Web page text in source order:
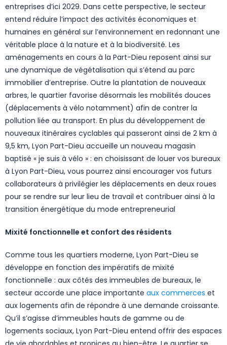
entreprises d’ici 2029. Dans cette perspective, le secteur
entend réduire l’impact des activités économiques et
humaines en général sur l’environnement en redonnant une
véritable place à la nature et à la biodiversité. Les
aménagements en cours à la Part-Dieu reposent ainsi sur
une dynamique de végétalisation qui s’étend au parc
immobilier d’entreprise. Outre la plantation de nouveaux
arbres, le quartier favorise désormais les mobilités douces
(déplacements à vélo notamment) afin de contrer la
pollution liée au transport. En plus du développement de
nouveaux itinéraires cyclables qui passeront ainsi de 2 km à
9,5 km, Lyon Part-Dieu accueille un nouveau magasin
baptisé « je suis à vélo » : en choisissant de louer vos bureaux
à Lyon Part-Dieu, vous pourrez ainsi encourager vos futurs
collaborateurs à privilégier les déplacements en deux roues
pour se rendre sur leur lieu de travail et contribuer ainsi à la
transition énergétique du mode entrepreneurial
Mixité fonctionnelle et confort des résidents
Comme tous les quartiers moderne, Lyon Part-Dieu se
développe en fonction des impératifs de mixité
fonctionnelle : aux côtés des immeubles de bureaux, le
secteur accorde une place importante aux commerces et
aux logements afin de répondre à une demande croissante.
Qu’il s’agisse d’immeubles hauts de gamme ou de
logements sociaux, Lyon Part-Dieu entend offrir des espaces